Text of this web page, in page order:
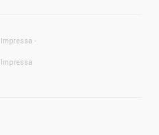
Impressa -
Impressa